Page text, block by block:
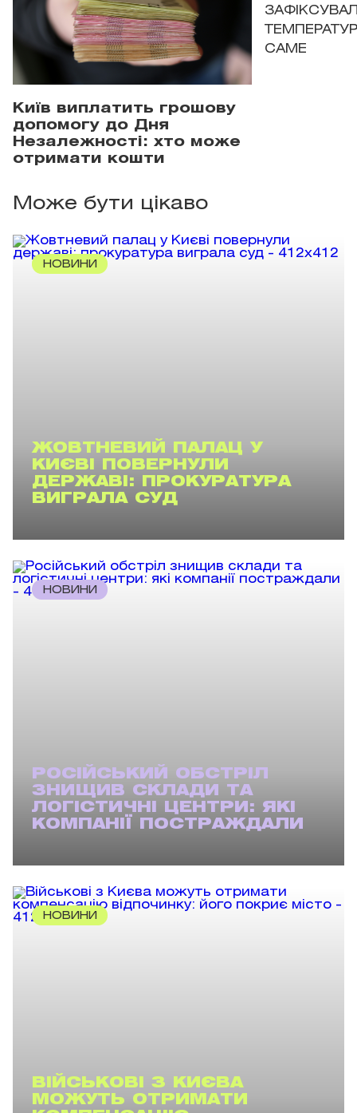
Київ виплатить грошову
допомогу до Дня
Незалежності: хто може
отримати кошти
САМЕ
Може бути цікаво
НОВИНИ
ЖОВТНЕВИЙ ПАЛАЦ У
КИЄВІ ПОВЕРНУЛИ
ДЕРЖАВІ: ПРОКУРАТУРА
ВИГРАЛА СУД
НОВИНИ
РОСІЙСЬКИЙ ОБСТРІЛ
ЗНИЩИВ СКЛАДИ ТА
ЛОГІСТИЧНІ ЦЕНТРИ: ЯКІ
КОМПАНІЇ ПОСТРАЖДАЛИ
НОВИНИ
ВІЙСЬКОВІ З КИЄВА
МОЖУТЬ ОТРИМАТИ